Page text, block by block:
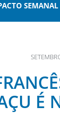
SEMANAL
É